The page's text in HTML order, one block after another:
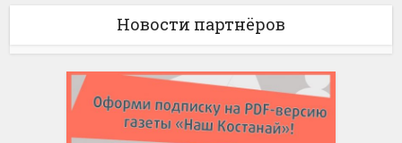
Новости партнёров